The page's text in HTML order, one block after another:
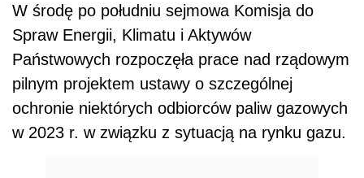
W środę po południu sejmowa Komisja do
Spraw Energii, Klimatu i Aktywów
Państwowych rozpoczęła prace nad rządowym
pilnym projektem ustawy o szczególnej
ochronie niektórych odbiorców paliw gazowych
w 2023 r. w związku z sytuacją na rynku gazu.